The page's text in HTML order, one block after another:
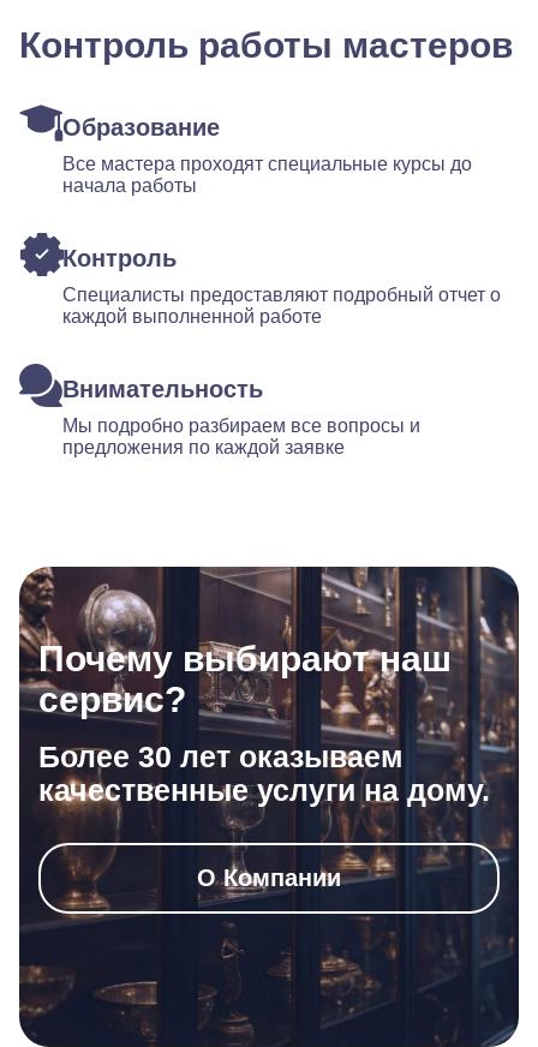
Контроль работы мастеров
Образование
Все мастера проходят специальные курсы до
начала работы
Контроль
Специалисты предоставляют подробный отчет о
каждой выполненной работе
Внимательность
Мы подробно разбираем все вопросы и
предложения по каждой заявке
Почему выбирают наш
сервис?
Более 30 лет оказываем
качественные услуги на дому.
О Компании